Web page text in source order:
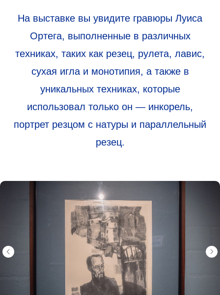
На выставке вы увидите гравюры Луиса
Ортега, выполненные в различных
техниках, таких как резец, рулета, лавис,
сухая игла и монотипия, а также в
уникальных техниках, которые
использовал только он — инкорель,
портрет резцом с натуры и параллельный
резец.